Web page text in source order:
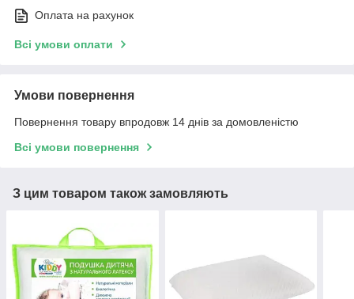
Оплата на рахунок
Всі умови оплати
Умови повернення
Повернення товару впродовж 14 днів за домовленістю
Всі умови повернення
З цим товаром також замовляють